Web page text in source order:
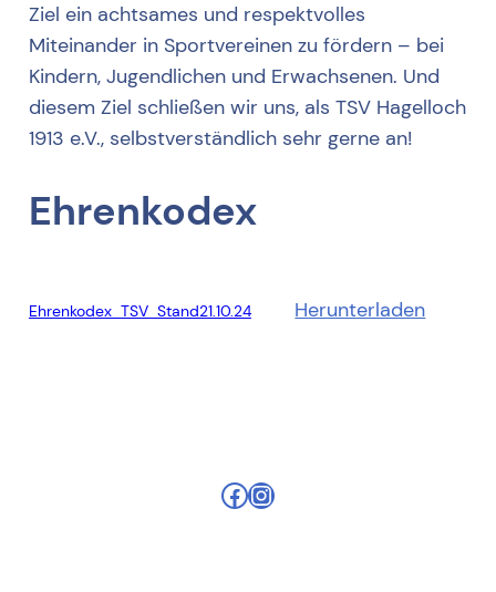
Ziel ein achtsames und respektvolles
Miteinander in Sportvereinen zu fördern – bei
Kindern, Jugendlichen und Erwachsenen. Und
diesem Ziel schließen wir uns, als TSV Hagelloch
1913 e.V., selbstverständlich sehr gerne an!
Ehrenkodex
Ehrenkodex_TSV_Stand21.10.24 Herunterladen
Facebook
Instagram